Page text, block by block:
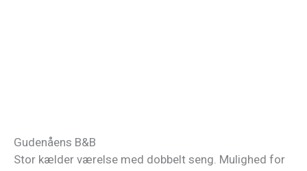
Gudenåens B&B
Stor kælder værelse med dobbelt seng. Mulighed for